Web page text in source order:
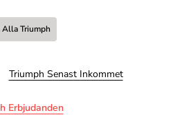
Alla Triumph
Triumph Senast Inkommet
Erbjudanden